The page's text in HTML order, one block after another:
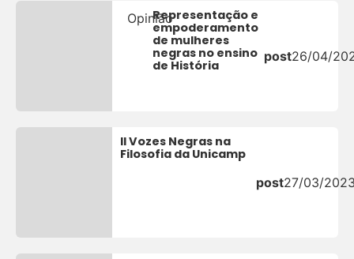
OpiniãoRepresentação e
empoderamento
de mulheres
negras no ensino
de História
post26/04/
II Vozes Negras na
Filosofia da Unicamp
post27/03/